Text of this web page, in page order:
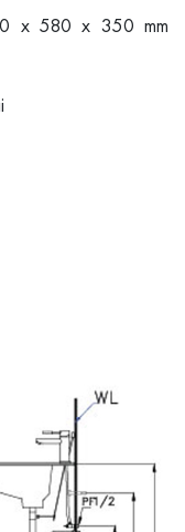
x 580 x 350 mm